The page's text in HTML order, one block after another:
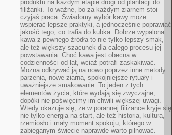
produktu na każdym etapie drogi od plantacji do
filiżanki. To ważne, bo za każdym ziarnem stoi
czyjaś praca. Świadomy wybór kawy może
wspierać lepsze praktyki, a jednocześnie poprawiać
jakość tego, co trafia do kubka. Dobrze wypalona
kawa z pewnego źródła to nie tylko lepszy smak,
ale też większy szacunek dla całego procesu jej
powstawania. Choć kawa jest obecna w
codzienności od lat, wciąż potrafi zaskakiwać.
Można odkrywać ją na nowo poprzez inne metody
parzenia, nowe ziarna, spokojniejsze rytuały i
uważniejsze smakowanie. To jeden z tych
elementów życia, które wydają się zwyczajne,
dopóki nie poświęcimy im chwili większej uwagi.
Wtedy okazuje się, że w porannej filiżance kryje się
nie tylko energia na start, ale też historia, kultura,
rzemiosło i mały moment spokoju, którego w
zabieganym świecie naprawdę warto pilnować.